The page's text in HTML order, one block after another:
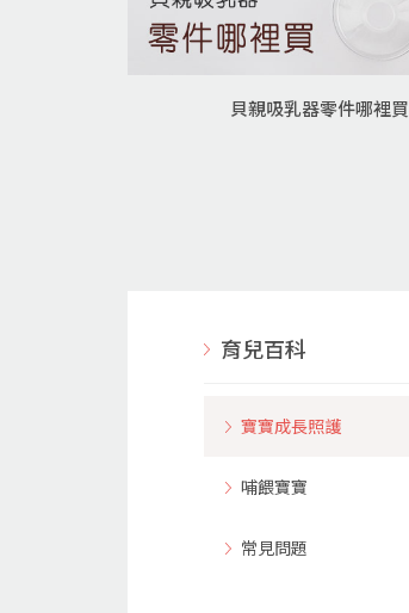
貝親吸乳器零件哪裡買
育兒百科
寶寶成長照護
哺餵寶寶
常見問題